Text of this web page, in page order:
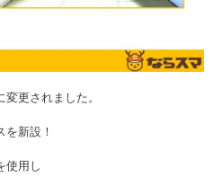
更されました。
新設！
使用し